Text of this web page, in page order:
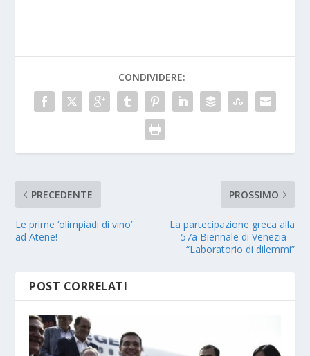
CONDIVIDERE:
PRECEDENTE
Le prime ‘olimpiadi di vino’
ad Atene!
PROSSIMO
La partecipazione greca alla
57a Biennale di Venezia –
“Laboratorio di dilemmi”
POST CORRELATI